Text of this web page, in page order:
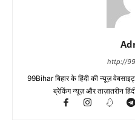
http://
99Bihar बिहार के हिंदी की न्यूज़
ब्रेकिंग न्यूज़ और ताज़ातरीन